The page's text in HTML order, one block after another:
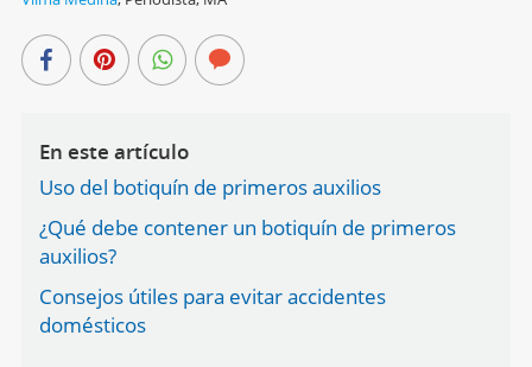
En este artículo
Uso del botiquín de primeros auxilios
¿Qué debe contener un botiquín de primeros
auxilios?
Consejos útiles para evitar accidentes
domésticos